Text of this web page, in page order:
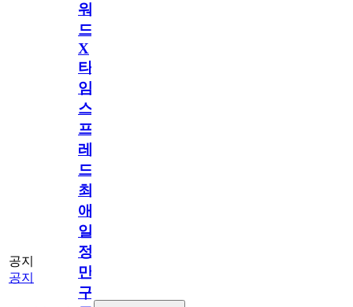
공지
공지
워
드
X
타
임
스
프
레
드]
최
애
일
정
만
구